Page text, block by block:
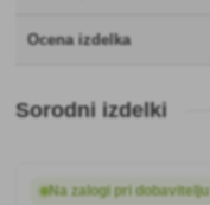
Ocena izdelka
Sorodni izdelki
Na zalogi pri dobavitelju